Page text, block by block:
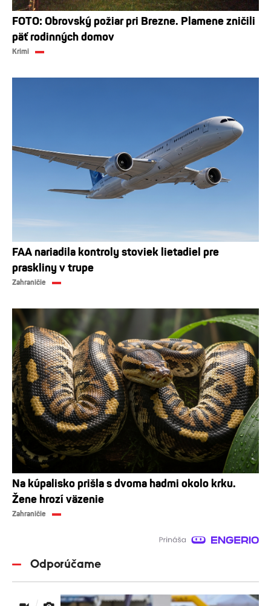
FOTO: Obrovský požiar pri Brezne. Plamene zničili
päť rodinných domov
Krimi
FAA nariadila kontroly stoviek lietadiel pre
praskliny v trupe
Zahraničie
Na kúpalisko prišla s dvoma hadmi okolo krku.
Žene hrozí väzenie
Zahraničie
Odporúčame